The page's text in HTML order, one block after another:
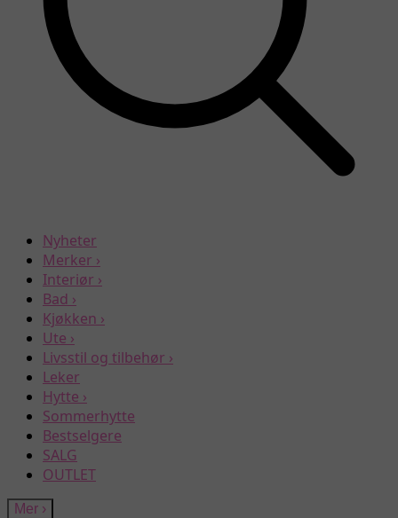
Nyheter
Merker ›
Interiør ›
Bad ›
Kjøkken ›
Ute ›
Livsstil og tilbehør ›
Leker
Hytte ›
Sommerhytte
Bestselgere
SALG
OUTLET
Mer ›